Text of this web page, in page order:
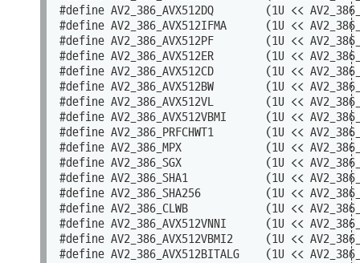
#define AV2_386_AVX512DQ        (1U <<
#define AV2_386_AVX512IFMA      (1U <<
#define AV2_386_AVX512PF        (1U <<
#define AV2_386_AVX512ER        (1U <<
#define AV2_386_AVX512CD        (1U <<
#define AV2_386_AVX512BW        (1U <<
#define AV2_386_AVX512VL        (1U <<
#define AV2_386_AVX512VBMI      (1U <<
#define AV2_386_PRFCHWT1        (1U <<
#define AV2_386_MPX             (1U <<
#define AV2_386_SGX             (1U <<
#define AV2_386_SHA1            (1U <<
#define AV2_386_SHA256          (1U <<
#define AV2_386_CLWB            (1U <<
#define AV2_386_AVX512VNNI      (1U <<
#define AV2_386_AVX512VBMI2     (1U <<
#define AV2_386_AVX512BITALG    (1U <<